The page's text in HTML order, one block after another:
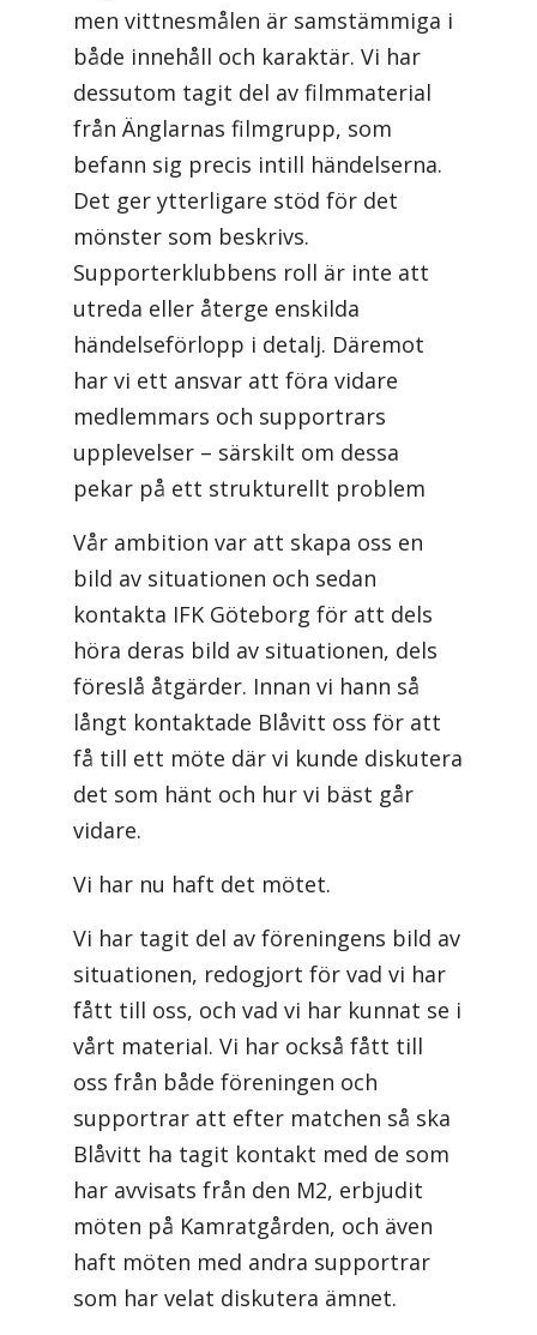
men vittnesmålen är samstämmiga i
både innehåll och karaktär. Vi har
dessutom tagit del av filmmaterial
från Änglarnas filmgrupp, som
befann sig precis intill händelserna.
Det ger ytterligare stöd för det
mönster som beskrivs.
Supporterklubbens roll är inte att
utreda eller återge enskilda
händelseförlopp i detalj. Däremot
har vi ett ansvar att föra vidare
medlemmars och supportrars
upplevelser – särskilt om dessa
pekar på ett strukturellt problem
Vår ambition var att skapa oss en
bild av situationen och sedan
kontakta IFK Göteborg för att dels
höra deras bild av situationen, dels
föreslå åtgärder. Innan vi hann så
långt kontaktade Blåvitt oss för att
få till ett möte där vi kunde diskutera
det som hänt och hur vi bäst går
vidare.
Vi har nu haft det mötet.
Vi har tagit del av föreningens bild av
situationen, redogjort för vad vi har
fått till oss, och vad vi har kunnat se i
vårt material. Vi har också fått till
oss från både föreningen och
supportrar att efter matchen så ska
Blåvitt ha tagit kontakt med de som
har avvisats från den M2, erbjudit
möten på Kamratgården, och även
haft möten med andra supportrar
som har velat diskutera ämnet.